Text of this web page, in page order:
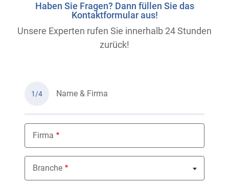
Haben Sie Fragen? Dann füllen Sie das
Kontaktformular aus!
Unsere Experten rufen Sie innerhalb 24 Stunden
zurück!
1/4 Name & Firma
Firma
Branche
Nothing selected